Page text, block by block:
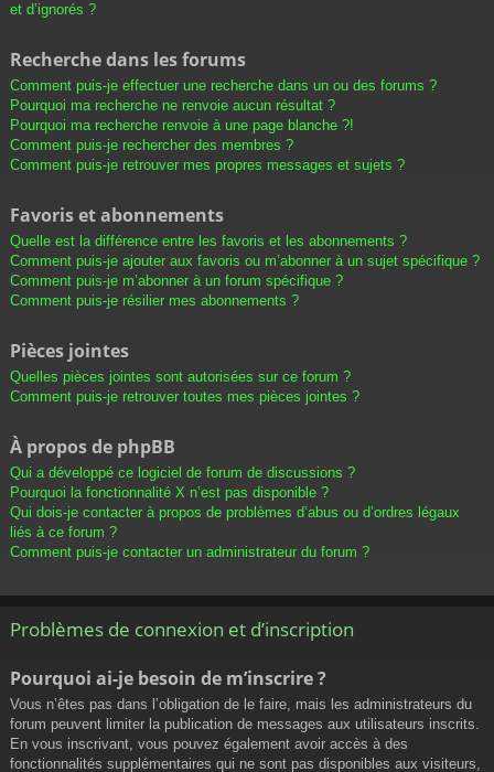
et d’ignorés ?
Recherche dans les forums
Comment puis-je effectuer une recherche dans un ou des forums ?
Pourquoi ma recherche ne renvoie aucun résultat ?
Pourquoi ma recherche renvoie à une page blanche ?!
Comment puis-je rechercher des membres ?
Comment puis-je retrouver mes propres messages et sujets ?
Favoris et abonnements
Quelle est la différence entre les favoris et les abonnements ?
Comment puis-je ajouter aux favoris ou m’abonner à un sujet spécifique ?
Comment puis-je m’abonner à un forum spécifique ?
Comment puis-je résilier mes abonnements ?
Pièces jointes
Quelles pièces jointes sont autorisées sur ce forum ?
Comment puis-je retrouver toutes mes pièces jointes ?
À propos de phpBB
Qui a développé ce logiciel de forum de discussions ?
Pourquoi la fonctionnalité X n’est pas disponible ?
Qui dois-je contacter à propos de problèmes d’abus ou d’ordres légaux
liés à ce forum ?
Comment puis-je contacter un administrateur du forum ?
Problèmes de connexion et d’inscription
Pourquoi ai-je besoin de m’inscrire ?
Vous n’êtes pas dans l’obligation de le faire, mais les administrateurs du
forum peuvent limiter la publication de messages aux utilisateurs inscrits.
En vous inscrivant, vous pouvez également avoir accès à des
fonctionnalités supplémentaires qui ne sont pas disponibles aux visiteurs,